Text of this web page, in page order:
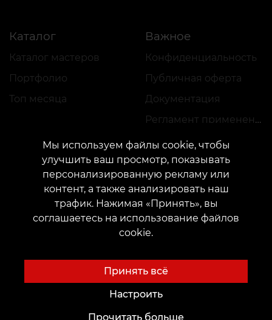
Каталог
Каталог мастеров
Портфолио
Топ месяца
Важное
Конфиденциальность
Публичная оферта
Документация
Регламент применения акций
КОНТАКТЫ
Свяжитесь с нами: customers@vean-tattoo.com
marketing.veantattoo@gmail.com
Жалобы и предложения:complaints@vean-tattoo.com
Мы используем файлы cookie, чтобы
улучшить ваш просмотр, показывать
персонализированную рекламу или
контент, а также анализировать наш
трафик. Нажимая «Принять», вы
соглашаетесь на использование файлов
cookie.
Принять всё
Настроить
Прочитать больше